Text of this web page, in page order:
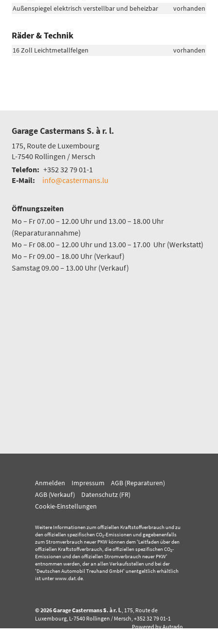
Außenspiegel elektrisch verstellbar und beheizbar
vorhanden
Räder & Technik
16 Zoll Leichtmetallfelgen vorhanden
Garage Castermans S. à r. l.
175, Route de Luxembourg
L-7540 Rollingen / Mersch
Telefon: +352 32 79 01-1
E-Mail:
info@castermans.lu
Öffnungszeiten
Mo – Fr 07.00 – 12.00 Uhr und 13.00 – 18.00 Uhr
(Reparaturannahme)
Mo – Fr 08.00 – 12.00 Uhr und 13.00 – 17.00 Uhr (Werkstatt)
Mo – Fr 09.00 – 18.00 Uhr (Verkauf)
Samstag 09.00 – 13.00 Uhr (Verkauf)
Anmelden Impressum
AGB (Reparaturen)
AGB (Verkauf)
Datenschutz (FR)
Cookie-Einstellungen
Weitere Informationen zum offiziellen Kraftstoffverbrauch und zu
den offiziellen spezifischen CO2-Emissionen und gegebenenfalls
zum Stromverbrauch neuer PKW können dem 'Leitfaden über den
offiziellen Kraftstoffverbrauch, die offiziellen spezifischen CO2-
Emissionen und den offiziellen Stromverbrauch neuer PKW'
entnommen werden, der an allen Verkaufsstellen und bei der
'Deutschen Automobil Treuhand GmbH' unentgeltlich erhältlich
ist unter www.dat.de.
© 2026Garage Castermans S. à r. l. 175, Route de
Luxembourg L-7540 Rollingen / Mersch, +352 32 79 01-1
Powered by Autrado